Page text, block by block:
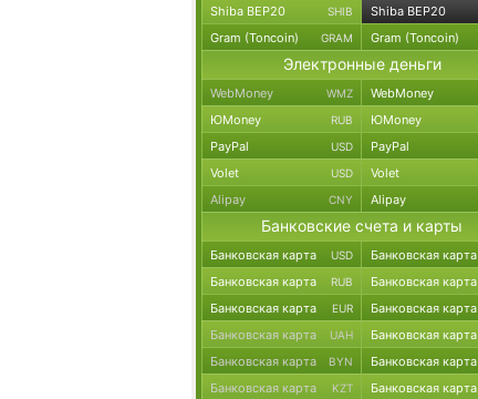
Shiba BEP20 SHIB Shiba BEP20
Gram (Toncoin) GRAM Gram (Toncoin)
Электронные деньги
WebMoney WMZ WebMoney
ЮMoney RUB ЮMoney
PayPal USD PayPal
Volet USD Volet
Alipay CNY Alipay
Банковские счета и карты
Банковская карта USD Банковская карта
Банковская карта RUB Банковская карта
Банковская карта EUR Банковская карта
Банковская карта UAH Банковская карта
Банковская карта BYN Банковская карта
Банковская карта KZT Банковская карта